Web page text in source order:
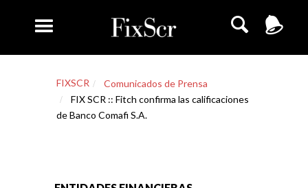
FIXSCR
Comunicados de Prensa
FIX SCR :: Fitch confirma las calificaciones
de Banco Comafi S.A.